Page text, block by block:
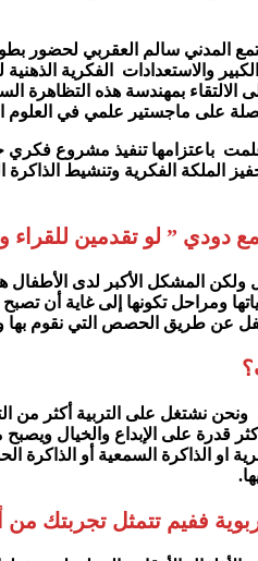
المجتمع المدني سالم العقربي
الالتقاء بمهندسة هذه
على ماجستير علمي في العلوم
بالسيدة ايمان العرقي علمت
الفكرية وتنشيط الذاكرة
دودي ” لو تقدمين للقراء
المشكل الأكبر لدى الأطفال
ومراحل تكونها إلى غاية أن
عن طريق الحصص التي نقوم بها
نشتغل على التربية أكثر من
قدرة على الإبداع والخيال
السمعية أو الذاكرة
ففيم تتمثل تجربتك من